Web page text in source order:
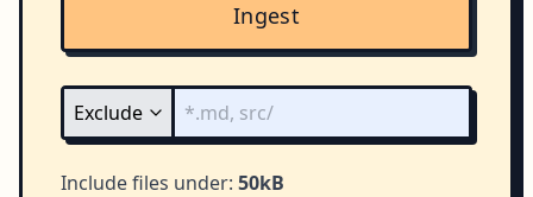
Ingest
Include files under: 50kB